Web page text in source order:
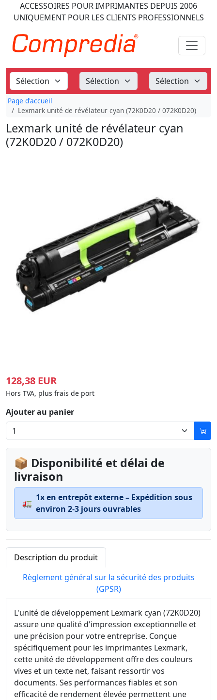
ACCESSOIRES POUR IMPRIMANTES DEPUIS 2006
UNIQUEMENT POUR LES CLIENTS PROFESSIONNELS
Page d'accueil
Lexmark unité de révélateur cyan (72K0D20 / 072K0D20)
Lexmark unité de révélateur cyan
(72K0D20 / 072K0D20)
128,38 EUR
Hors TVA, plus frais de port
Ajouter au panier
📦 Disponibilité et délai de
livraison
🚛
1x en entrepôt externe – Expédition sous
environ 2-3 jours ouvrables
Description du produit
Règlement général sur la sécurité des produits
(GPSR)
L'unité de développement Lexmark cyan (72K0D20)
assure une qualité d'impression exceptionnelle et
une précision pour votre entreprise. Conçue
spécifiquement pour les imprimantes Lexmark,
cette unité de développement offre des couleurs
vives et un texte net, faisant ressortir vos
documents. Ses performances fiables et son
efficacité de rendement élevée permettent une